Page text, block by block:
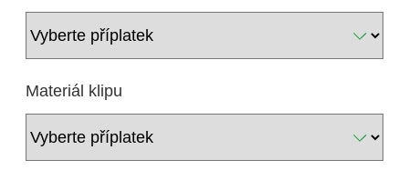
Materiál klipu